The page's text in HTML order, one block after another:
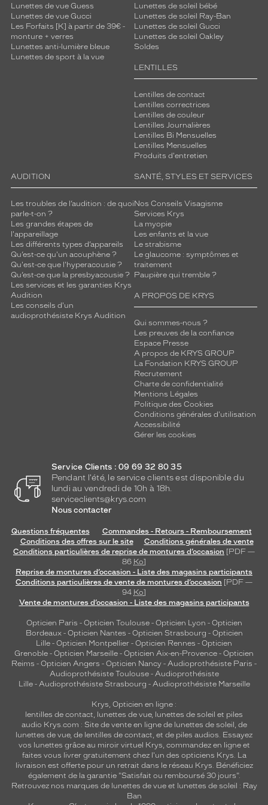
Non
Type
verres
Matière
Métal
Fournisseur
Kering
Eyewear
Marque
Lunettes de vue Guess
Lunettes de vue Gucci
Les Forfaits [K] à partir de 39€ -
monture + verres
Lunettes anti-lumière bleue
Lunettes de sport à la vue
Lunettes de soleil bébé
Lunettes de soleil Ray-Ban
Lunettes de soleil Gucci
Lunettes de soleil Oakley
Soldes
LENTILLES
Lentilles de contact
Lentilles correctrices
Lentilles de couleur
Lentilles Journalières
Lentilles Bi Mensuelles
Lentilles Mensuelles
Produits d'entretien
AUDITION
Les troubles de l’audition : de quoi
parle-t-on ?
Les grandes étapes de
l'appareillage
Les différents types d’appareils
Qu’est-ce qu'un acouphène ?
Qu'est-ce que l'hyperacousie ?
Qu’est-ce que la presbyacousie ?
Les services et les garanties Krys
Audition
Les conseils d'un
audioprothésiste Krys Audition
SANTÉ, STYLES ET SERVICES
Nos Conseils Visagisme
Services Krys
La myopie
Les enfants et la vue
Le strabisme
Le glaucome : symptômes et
traitement
Paupière qui tremble ?
A PROPOS DE KRYS
Qui sommes-nous ?
Les preuves de la confiance
Espace Presse
A propos de KRYS GROUP
La Fondation KRYS GROUP
Recrutement
Charte de confidentialité
Mentions Légales
Politique des Cookies
Conditions générales d'utilisation
Accessibilité
Gérer les cookies
Service Clients : 09 69 32 80 35
Pendant l'été, le service clients est disponible du
lundi au vendredi de 10h à 18h.
serviceclients@krys.com
Nous contacter
Questions fréquentes
Commandes - Retours - Remboursement
Conditions des offres sur le site
Conditions générales de vente
Conditions particulières de reprise de montures d’occasion [PDF —
86 Ko]
Reprise de montures d’occasion - Liste des magasins participants
Conditions particulières de vente de montures d’occasion [PDF —
94 Ko]
Vente de montures d’occasion - Liste des magasins participants
Opticien Paris - Opticien Toulouse- Opticien Lyon - Opticien
Bordeaux- Opticien Nantes - Opticien Strasbourg - Opticien
Lille - Opticien Montpellier - Opticien Rennes - Opticien
Grenoble - Opticien Marseille - Opticien Aix-en-Provence - Opticien
Reims - Opticien Angers - Opticien Nancy - Audioprothésiste Paris -
Audioprothésiste Toulouse- Audioprothésiste
Lille- Audioprothésiste Strasbourg - Audioprothésiste Marseille
Krys, Opticien en ligne :
lentilles de contact, lunettes de vue, lunettes de soleil et piles
audio Krys.com : Site de vente en ligne de lunettes de soleil, de
lunettes de vue, de lentilles de contact, et de piles audios. Essayez
vos lunettes grâce au miroir virtuel Krys, commandez en ligne et
faites vous livrer gratuitement chez l'un des opticiens Krys. La
livraison est offerte pour un retrait dans le réseau Krys. Bénéficiez
également de la garantie "Satisfait ou remboursé 30 jours".
Retrouvez nos marques de lunettes de vue et lunettes de soleil : Ray
Ban